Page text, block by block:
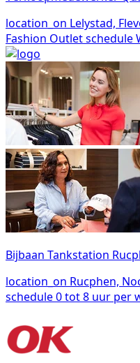
location_on Lelystad,
Fashion Outletschedule
Bijbaan Tankstation
location_on Rucphen,
schedule0 tot 8 uur per